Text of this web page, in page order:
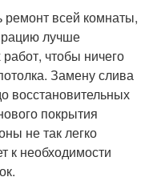
всей комнаты,
лучше
чтобы ничего
Замену слива
восстановительных
покрытия
не так легко
к необходимости